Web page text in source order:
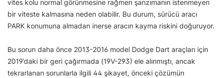
vites kolu normal görünmesine rağmen şanzımanın istenmeyen
bir viteste kalmasına neden olabilir. Bu durum, sürücü aracı
PARK konumuna almadan inerse aracın kayma riskini doğuruyor.
Bu sorun daha önce 2013-2016 model Dodge Dart araçları için
2019’daki bir geri çağırmada (19V-293) ele alınmıştı, ancak
tekrarlanan sorunlarla ilgili 44 şikayet, önceki çözümün